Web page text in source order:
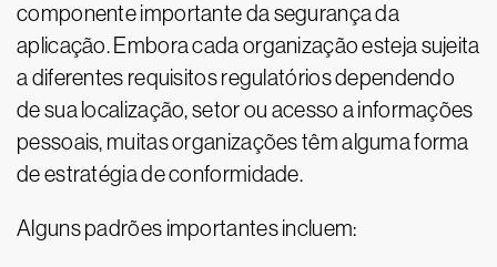
componente importante da segurança da
aplicação. Embora cada organização esteja sujeita
a diferentes requisitos regulatórios dependendo
de sua localização, setor ou acesso a informações
pessoais, muitas organizações têm alguma forma
de estratégia de conformidade.
Alguns padrões importantes incluem: